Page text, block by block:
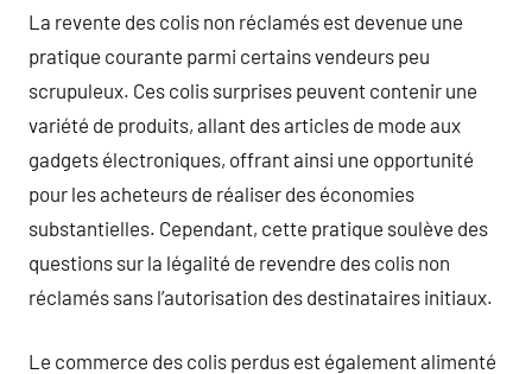
La revente des colis non réclamés est devenue une
pratique courante parmi certains vendeurs peu
scrupuleux. Ces colis surprises peuvent contenir une
variété de produits, allant des articles de mode aux
gadgets électroniques, offrant ainsi une opportunité
pour les acheteurs de réaliser des économies
substantielles. Cependant, cette pratique soulève des
questions sur la légalité de revendre des colis non
réclamés sans l’autorisation des destinataires initiaux.
Le commerce des colis perdus est également alimenté